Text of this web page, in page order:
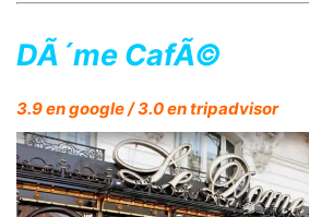
DÃ´me CafÃ©
3.9 en google / 3.0 en tripadvisor